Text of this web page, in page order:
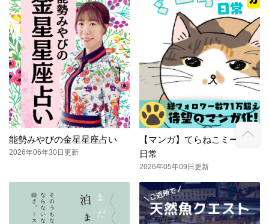
能勢みやびの金星星座占い
2026年06年30日更新
【マンガ】てらねこミー子の
日常
2026年05年09日更新